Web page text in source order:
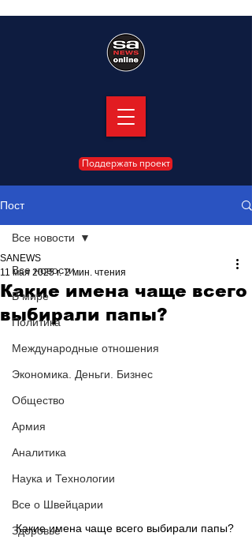
Поддержать проект
Пост
Все новости
В мире
Политика
Международные отношения
Экономика. Деньги. Бизнес
Общество
Армия
Аналитика
Наука и Технологии
Все о Швейцарии
Здоровье
Все новости
Какие имена чаще всего
выбирали папы?
SANEWS
11 мая 2025 г. 2 мин. чтения
Какие имена чаще всего выбирали папы?